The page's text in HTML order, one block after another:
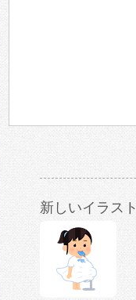
新しいイラスト